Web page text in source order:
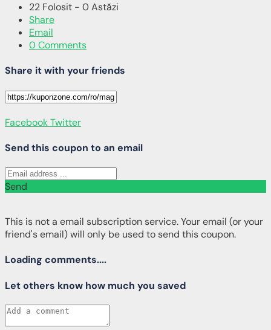
22 Folosit - 0 Astăzi
Share
Email
0 Comments
Share it with your friends
FacebookTwitter
Send this coupon to an email
Send
This is not a email subscription service. Your email (or your
friend's email) will only be used to send this coupon.
Loading comments....
Let others know how much you saved